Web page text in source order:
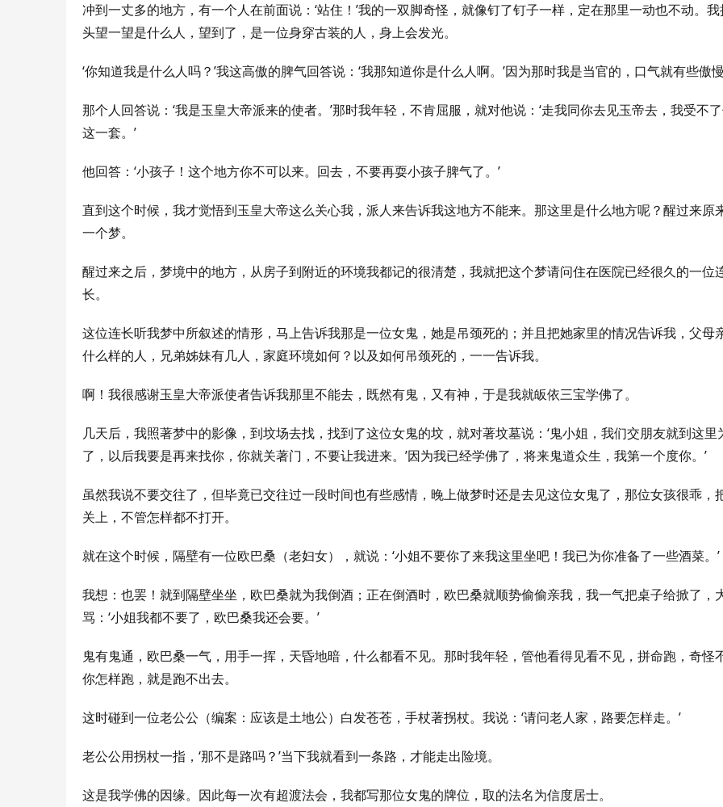
冲到一丈多的地方，有一个人在前面说：‘站住！’我的一双脚奇怪，就像钉了钉子一样，定在那里一动也不动。
头望一望是什么人，望到了，是一位身穿古装的人，身上会发光。
‘你知道我是什么人吗？’我这高傲的脾气回答说：‘我那知道你是什么人啊。’因为那时我是当官的，口气就有些傲慢
那个人回答说：‘我是玉皇大帝派来的使者。’那时我年轻，不肯屈服，就对他说：‘走我同你去见玉帝去，我受不
这一套。’
他回答：‘小孩子！这个地方你不可以来。回去，不要再耍小孩子脾气了。’
直到这个时候，我才觉悟到玉皇大帝这么关心我，派人来告诉我这地方不能来。那这里是什么地方呢？醒过来原
一个梦。
醒过来之后，梦境中的地方，从房子到附近的环境我都记的很清楚，我就把这个梦请问住在医院已经很久的一位
长。
这位连长听我梦中所叙述的情形，马上告诉我那是一位女鬼，她是吊颈死的；并且把她家里的情况告诉我，父母
什么样的人，兄弟姊妹有几人，家庭环境如何？以及如何吊颈死的，一一告诉我。
啊！我很感谢玉皇大帝派使者告诉我那里不能去，既然有鬼，又有神，于是我就皈依三宝学佛了。
几天后，我照著梦中的影像，到坟场去找，找到了这位女鬼的坟，就对著坟墓说：‘鬼小姐，我们交朋友就到这里
了，以后我要是再来找你，你就关著门，不要让我进来。’因为我已经学佛了，将来鬼道众生，我第一个度你。’
虽然我说不要交往了，但毕竟已交往过一段时间也有些感情，晚上做梦时还是去见这位女鬼了，那位女孩很乖，
关上，不管怎样都不打开。
就在这个时候，隔壁有一位欧巴桑（老妇女），就说：‘小姐不要你了来我这里坐吧！我已为你准备了一些酒菜。’
我想：也罢！就到隔壁坐坐，欧巴桑就为我倒酒；正在倒酒时，欧巴桑就顺势偷偷亲我，我一气把桌子给掀了，
骂：‘小姐我都不要了，欧巴桑我还会要。’
鬼有鬼通，欧巴桑一气，用手一挥，天昏地暗，什么都看不见。 那时我年轻，管他看得见看不见，拼命跑，奇怪
你怎样跑，就是跑不出去。
这时碰到一位老公公（编案：应该是土地公）白发苍苍，手杖著拐杖。我说：‘请问老人家，路要怎样走。’
老公公用拐杖一指，‘那不是路吗？’当下我就看到一条路，才能走出险境。
这是我学佛的因缘。因此每一次有超渡法会，我都写那位女鬼的牌位，取的法名为信度居士。